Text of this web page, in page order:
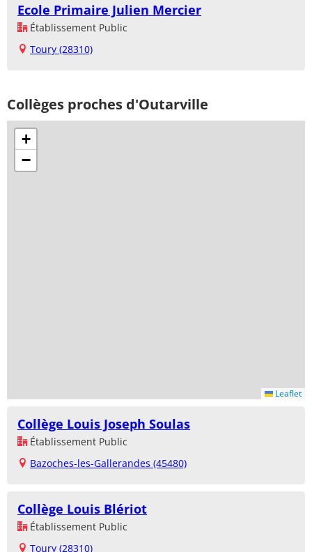
Ecole Primaire Julien Mercier
Établissement Public
Toury (28310)
Collèges proches d'Outarville
+
−
Leaflet
Collège Louis Joseph Soulas
Établissement Public
Bazoches-les-Gallerandes (45480)
Collège Louis Blériot
Établissement Public
Toury (28310)